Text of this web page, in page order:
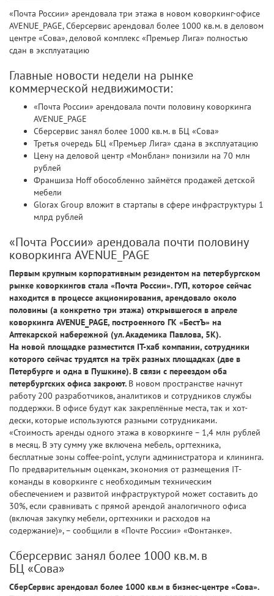
«Почта России» арендовала три этажа в новом коворкинг-офисе
AVENUE_PAGE, Сберсервис арендовал более 1000 кв.м. в деловом
центре «Сова», деловой комплекс «Премьер Лига» полностью
сдан в эксплуатацию
Главные новости недели на рынке
коммерческой недвижимости:
«Почта России» арендовала почти половину коворкинга
AVENUE_PAGE
Сберсервис занял более 1000 кв.м. в БЦ «Сова»
Третья очередь БЦ «Премьер Лига» сдана в эксплуатацию
Цену на деловой центр «Монблан» понизили на 70 млн
рублей
Франшиза Hoff обособленно займётся продажей детской
мебели
Glorax Group вложит в стартапы в сфере инфраструктуры 1
млрд рублей
«Почта России» арендовала почти половину
коворкинга AVENUE_PAGE
Первым крупным корпоративным резидентом на петербургском
рынке коворкингов стала «Почта России». ГУП, которое сейчас
находится в процессе акционирования, арендовало около
половины (а конкретно три этажа) открывшегося в апреле
коворкинга AVENUE_PAGE, построенного ГК «БестЪ» на
Аптекарской набережной (ул. Академика Павлова, 5К).
На новой площадке разместится IT-хаб компании, сотрудники
которого сейчас трудятся на трёх разных площадках (две в
Петербурге и одна в Пушкине). В связи с переездом оба
петербургских офиса закроют. В новом пространстве начнут
работу 200 разработчиков, аналитиков и сотрудников службы
поддержки. В офисе будут как закреплённые места, так и хот-
дески, которые используются разными сотрудниками.
«Стоимость аренды одного этажа в коворкинге – 1,4 млн рублей
в месяц. В эту сумму уже включена мебель, оргтехника,
бесплатные зоны coffee-point, услуги администратора и клининга.
По предварительным оценкам, экономия от размещения IT-
команды в коворкинге с необходимым техническим
обеспечением и развитой инфраструктурой может составить до
30%, если сравнивать с прямой арендой аналогичного офиса
(включая закупку мебели, оргтехники и расходов на
содержание)», – сообщили в «Почте России» «Фонтанке».
Сберсервис занял более 1000 кв.м. в
БЦ «Сова»
СберСервис арендовал более 1000 кв.м в бизнес-центре «Сова».